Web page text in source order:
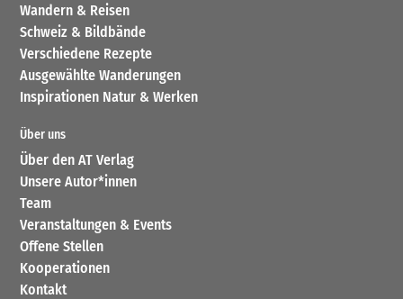
Wandern & Reisen
Schweiz & Bildbände
Verschiedene Rezepte
Ausgewählte Wanderungen
Inspirationen Natur & Werken
Über uns
Über den AT Verlag
Unsere Autor*innen
Team
Veranstaltungen & Events
Offene Stellen
Kooperationen
Kontakt